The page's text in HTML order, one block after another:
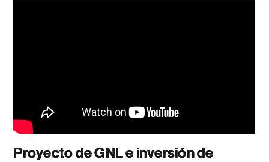
Proyecto de GNL e inversión de